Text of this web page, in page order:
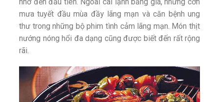
mưa tuyết đầu mùa đầy lãng mạn và căn bệnh ung
thư trong những bộ phim tình cảm lãng mạn. Món thịt
nướng nóng hổi đa dạng cũng được biết đến rất rộng
rãi.